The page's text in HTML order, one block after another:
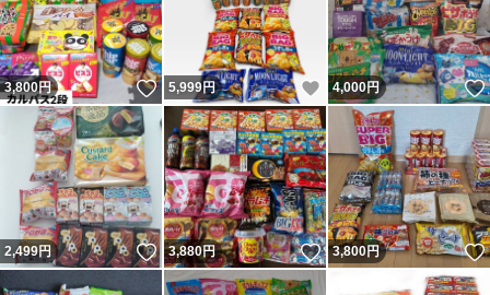
3,800円 いいね！
5,999円 いいね！
4,000円
2,499円 いいね！
3,880円 いいね！
3,800円